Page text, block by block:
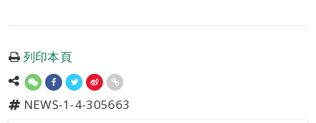
列印本頁
NEWS-1-4-305663